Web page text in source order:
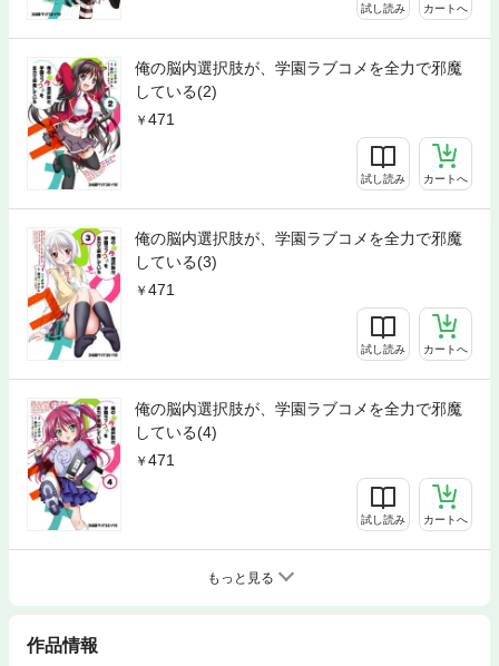
試し読み カートへ
俺の脳内選択肢が、学園ラブコメを全力で邪魔
している(2)
471
試し読み カートへ
俺の脳内選択肢が、学園ラブコメを全力で邪魔
している(3)
471
試し読み カートへ
俺の脳内選択肢が、学園ラブコメを全力で邪魔
している(4)
471
試し読み カートへ
もっと見る
作品情報